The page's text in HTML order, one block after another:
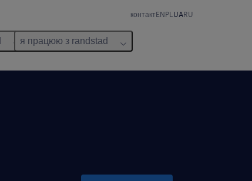
контактENPL UARU
я працюю з randstad